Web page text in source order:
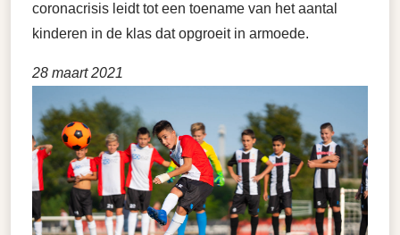
coronacrisis leidt tot een toename van het aantal
kinderen in de klas dat opgroeit in armoede.
28 maart 2021